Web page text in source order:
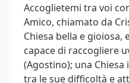
Accoglietemi tra voi
Amico, chiamato da
Chiesa bella e gioiosa,
capace di raccogliere
(Agostino); una
tra le sue difficoltà e